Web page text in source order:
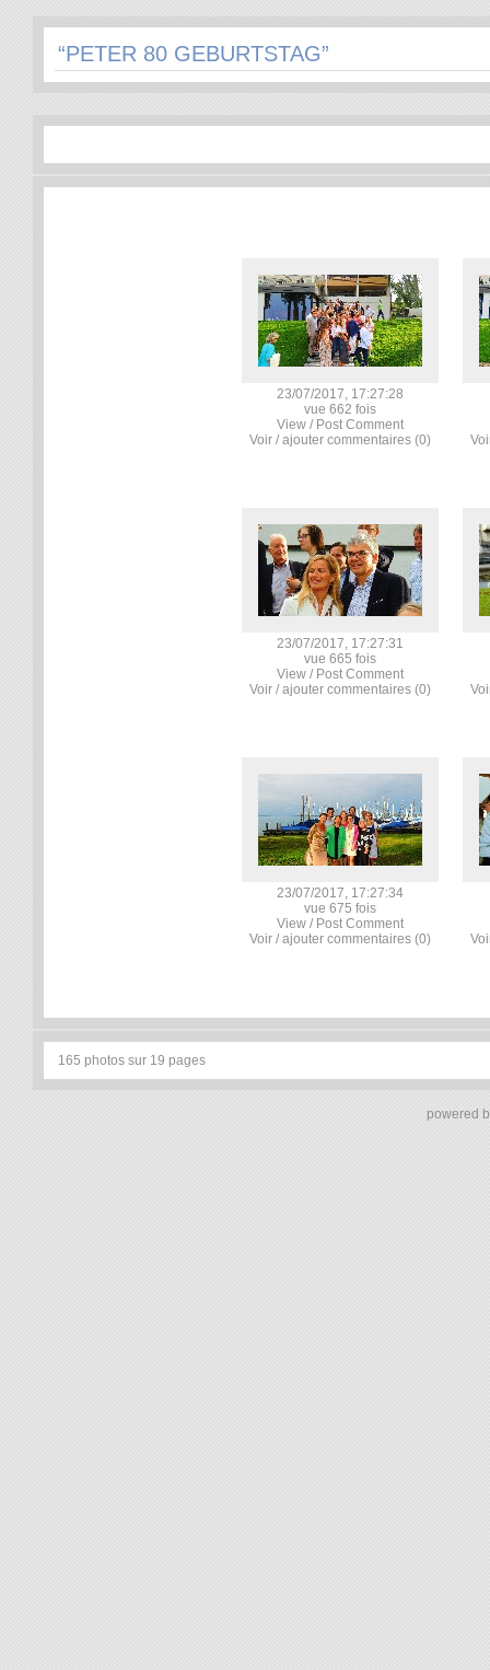
“PETER 80 GEBURTSTAG”
23/07/2017, 17:27:28
vue 662 fois
View / Post Comment
Voir / ajouter commentaires (0)
23/07/2017, 17:27:31
vue 665 fois
View / Post Comment
Voir / ajouter commentaires (0)
23/07/2017, 17:27:34
vue 675 fois
View / Post Comment
Voir / ajouter commentaires (0)
165 photos sur 19 pages
powered